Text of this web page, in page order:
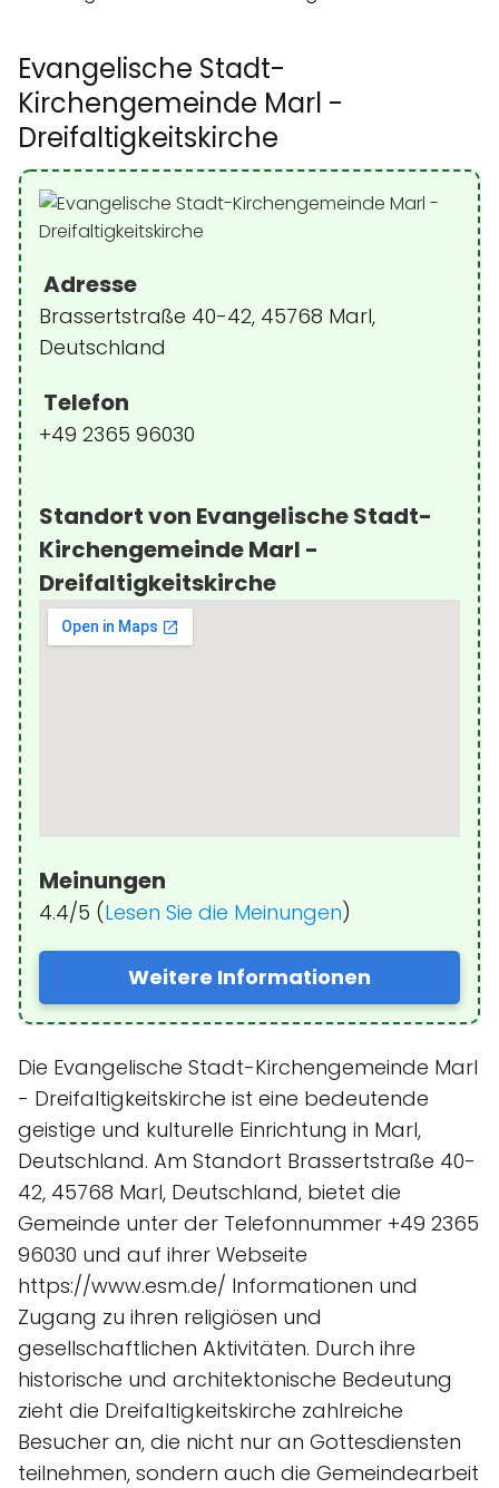
Evangelische Stadt-
Kirchengemeinde Marl -
Dreifaltigkeitskirche
Adresse
Brassertstraße 40-42, 45768 Marl,
Deutschland
Telefon
+49 2365 96030
Standort von Evangelische Stadt-
Kirchengemeinde Marl -
Dreifaltigkeitskirche
Meinungen
4.4/5 (Lesen Sie die Meinungen)
Weitere Informationen
Die Evangelische Stadt-Kirchengemeinde Marl
- Dreifaltigkeitskirche ist eine bedeutende
geistige und kulturelle Einrichtung in Marl,
Deutschland. Am Standort Brassertstraße 40-
42, 45768 Marl, Deutschland, bietet die
Gemeinde unter der Telefonnummer +49 2365
96030 und auf ihrer Webseite
https://www.esm.de/ Informationen und
Zugang zu ihren religiösen und
gesellschaftlichen Aktivitäten. Durch ihre
historische und architektonische Bedeutung
zieht die Dreifaltigkeitskirche zahlreiche
Besucher an, die nicht nur an Gottesdiensten
teilnehmen, sondern auch die Gemeindearbeit